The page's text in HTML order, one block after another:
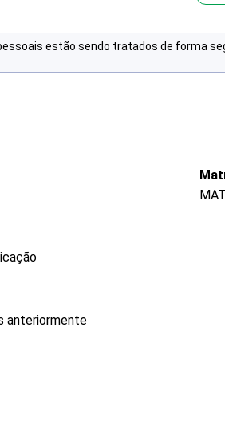
estão sendo tratados de forma
anteriormente